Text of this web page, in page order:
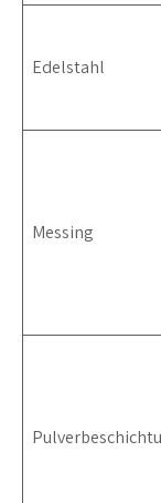
Edelstahl
Messing